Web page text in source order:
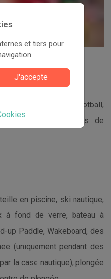
beach-volley, football,
privés* et balles de
en piscine, ski nautique,
à fond de verre, bateau à
up Paddle, Wakeboard, des
(uniquement pendant des
la case nautique), plongée
et tiers pour
J'accepte